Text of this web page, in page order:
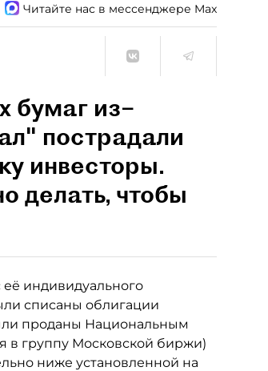
Читайте нас в мессенджере Max
бумаг из–
пострадали
инвесторы.
делать, чтобы
её индивидуального
списаны облигации
проданы Национальным
в группу Московской биржи)
ниже установленной на